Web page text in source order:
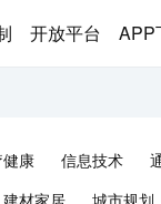
开放平台 APP
康 信息技术
建材家居 城市规划